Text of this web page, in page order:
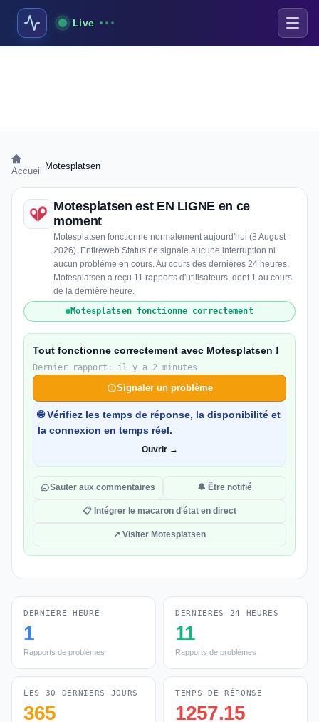
Live
Accueil Motesplatsen
Motesplatsen est EN LIGNE en ce
moment
Motesplatsen fonctionne normalement aujourd'hui (8 August
2026). Entireweb Status ne signale aucune interruption ni
aucun problème en cours. Au cours des dernières 24 heures,
Motesplatsen a reçu 11 rapports d'utilisateurs, dont 1 au cours
de la dernière heure.
Motesplatsen fonctionne correctement
Tout fonctionne correctement avec Motesplatsen !
Dernier rapport: il y a 2 minutes
Signaler un problème
🌐 Vérifiez les temps de réponse, la disponibilité et
la connexion en temps réel.
Ouvrir →
Sauter aux commentaires 🔔 Être notifié
📋 Intégrer le macaron d'état en direct
↗ Visiter Motesplatsen
DERNIÈRE HEURE
1
Rapports de problèmes
DERNIÈRES 24 HEURES
11
Rapports de problèmes
LES 30 DERNIERS JOURS
365
TEMPS DE RÉPONSE
1257.15